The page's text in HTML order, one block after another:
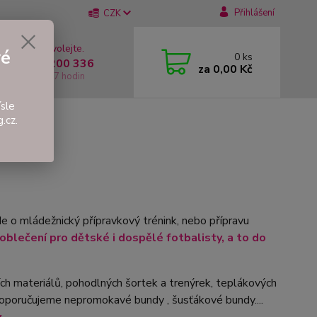
CZK Přihlášení
si rady? Zavolejte.
737 200 336
Pátek: 8 - 17 hodin
0 ks
za 0,00 Kč
o mládežnický přípravkový trénink, nebo přípravu
pro dětské i dospělé fotbalisty, a to do
materiálů, pohodlných šortek a trenýrek, teplákových
nepromokavé bundy , šusťákové bundy....